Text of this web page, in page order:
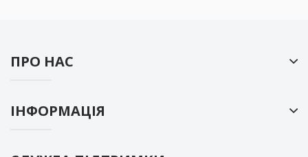
ПРО НАС
ІНФОРМАЦІЯ